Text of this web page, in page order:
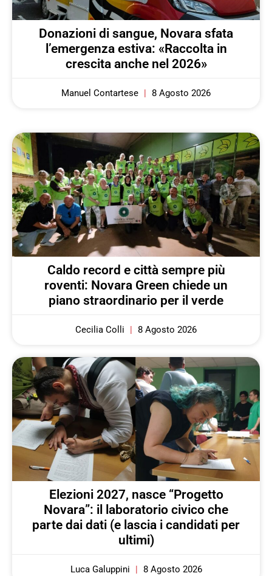
Donazioni di sangue, Novara sfata
l’emergenza estiva: «Raccolta in
crescita anche nel 2026»
Manuel Contartese 8 Agosto 2026
Caldo record e città sempre più
roventi: Novara Green chiede un
piano straordinario per il verde
Cecilia Colli 8 Agosto 2026
Elezioni 2027, nasce “Progetto
Novara”: il laboratorio civico che
parte dai dati (e lascia i candidati per
ultimi)
Luca Galuppini 8 Agosto 2026